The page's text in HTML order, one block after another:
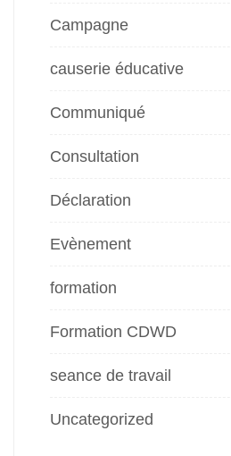
Campagne
causerie éducative
Communiqué
Consultation
Déclaration
Evènement
formation
Formation CDWD
seance de travail
Uncategorized